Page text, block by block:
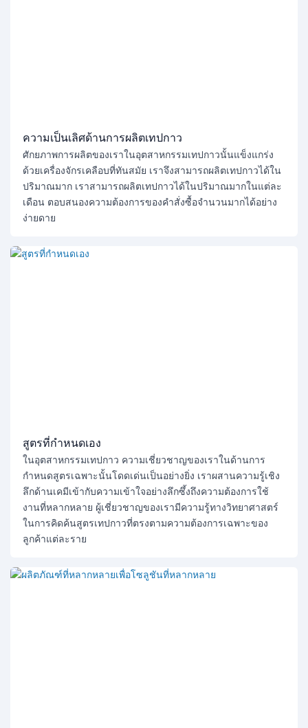
ความเป็นเลิศด้านการผลิตเทปกาว
ศักยภาพการผลิตของเราในอุตสาหกรรมเทปกาวนั้นแข็งแกร่ง
ด้วยเครื่องจักรเคลือบที่ทันสมัย ​​เราจึงสามารถผลิตเทปกาวได้ใน
ปริมาณมาก เราสามารถผลิตเทปกาวได้ในปริมาณมากในแต่ละ
เดือน ตอบสนองความต้องการของคำสั่งซื้อจำนวนมากได้อย่าง
ง่ายดาย
สูตรที่กำหนดเอง
ในอุตสาหกรรมเทปกาว ความเชี่ยวชาญของเราในด้านการ
กำหนดสูตรเฉพาะนั้นโดดเด่นเป็นอย่างยิ่ง เราผสานความรู้เชิง
ลึกด้านเคมีเข้ากับความเข้าใจอย่างลึกซึ้งถึงความต้องการใช้
งานที่หลากหลาย ผู้เชี่ยวชาญของเรามีความรู้ทางวิทยาศาสตร์
ในการคิดค้นสูตรเทปกาวที่ตรงตามความต้องการเฉพาะของ
ลูกค้าแต่ละราย